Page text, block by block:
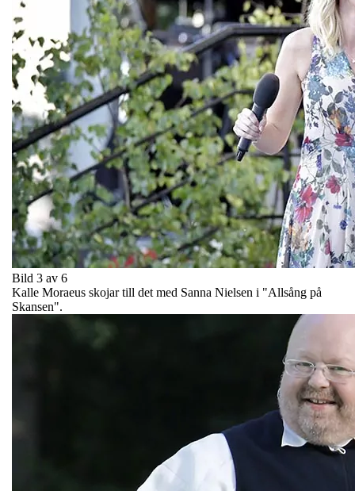
Bild 3 av 6
Kalle Moraeus skojar till det med Sanna Nielsen i "Allsång på
Skansen".